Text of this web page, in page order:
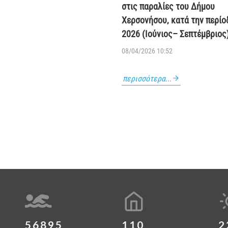
στις παραλίες του Δήμου
Χερσονήσου, κατά την
2026 (Ιούνιος–
08/04/2026 10:52
περισσότερα...
56895 110